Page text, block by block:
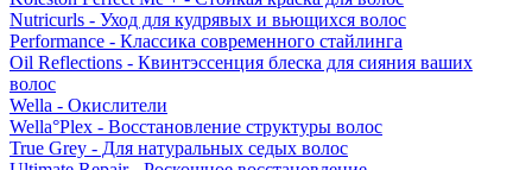
Nutricurls - Уход для кудрявых и вьющихся волос
Performance - Классика современного стайлинга
Oil Reflections - Квинтэссенция блеска для сияния ваших
волос
Wella - Окислители
Wella°Plex - Восстановление структуры волос
True Grey - Для натуральных седых волос